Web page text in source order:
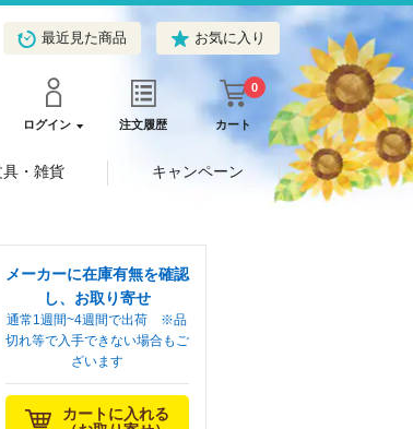
最近見た商品 お気に入り
ログイン 注文履歴 カート
0
具・雑貨 キャンペーン
メーカーに在庫有無を確認
し、お取り寄せ
通常1週間~4週間で出荷 ※品
切れ等で入手できない場合もご
ざいます
カートに入れる